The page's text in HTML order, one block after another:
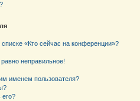
«Кто сейчас на конференции»?
неправильное!
именем пользователя?
его?